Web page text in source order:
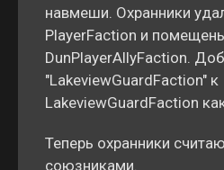
навмеши. Охранники
PlayerFaction и
DunPlayerAllyFaction.
"LakeviewGuardFaction" к
LakeviewGuardFaction
Теперь охранники
союзниками.